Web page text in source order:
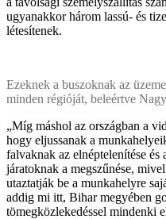
ugyanakkor három lassú- és
létesítenek.
Ezeknek a buszoknak az
minden régióját, beleértve
„Míg máshol az országban a
hogy eljussanak a
falvaknak az elnéptelenítése és
járatoknak a megszűnése,
utaztatják be a munkahelyre
addig mi itt, Bihar megyében
tömegközlekedéssel mindenki